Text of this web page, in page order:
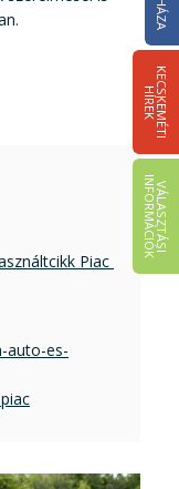
K
E
C
S
K
E
M
É
T
I
HÍ
R
E
K
V
Á
L
A
S
Z
T
Á
S
I
IN
F
O
R
M
Á
C
I
Ó
K
Piac
auto-es-